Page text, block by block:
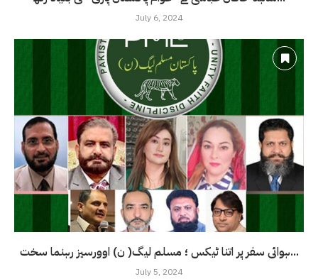
July 6, 2024
ہوائی سفر پر اتنا ٹیکس ؛ مسلم لیگ( ن) اوورسیز رہنما سخت...
July 5, 2024